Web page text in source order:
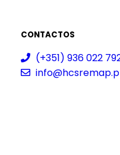
CONTACTOS
(+351) 936 022